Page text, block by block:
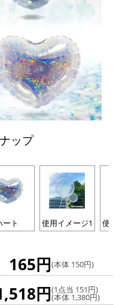
ップ
ート 使用イメージ1 使用
165円(本体 150円)
円(1点当 151円)
(本体 1,380円)